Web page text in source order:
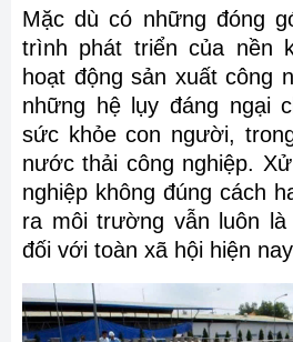
Mặc dù có những đóng
trình phát triển của nền
hoạt động sản xuất công
những hệ lụy đáng ngại
sức khỏe con người,
nước thải công nghiệp.
nghiệp không đúng cách
ra môi trường vẫn luôn
đối với toàn xã hội hiện